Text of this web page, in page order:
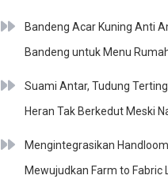
Bandeng Acar Kuning Anti
Bandeng untuk Menu
Suami Antar, Tudung
Heran Tak Berkedut Meski
Mengintegrasikan
Mewujudkan Farm to Fabric